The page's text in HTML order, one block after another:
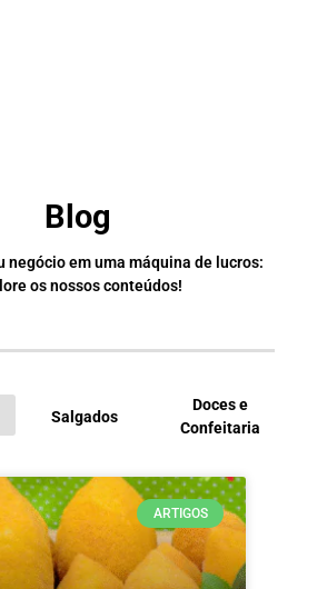
Blog
negócio em uma máquina de lucros:
os nossos conteúdos!
Salgados
Doces e
Confeitaria
ARTIGOS